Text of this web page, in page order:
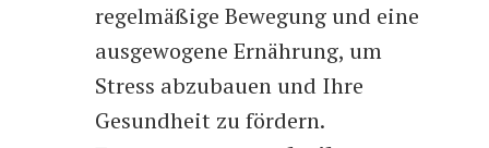
regelmäßige Bewegung und eine
ausgewogene Ernährung, um
Stress abzubauen und Ihre
Gesundheit zu fördern.